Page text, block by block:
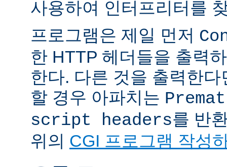
사용하여 인터프리터를
프로그램은 제일 먼저
한 HTTP 헤더들을 출력
한다. 다른 것을 출력한
할 경우 아파치는
script headers를 반
위의 CGI 프로그램 작성